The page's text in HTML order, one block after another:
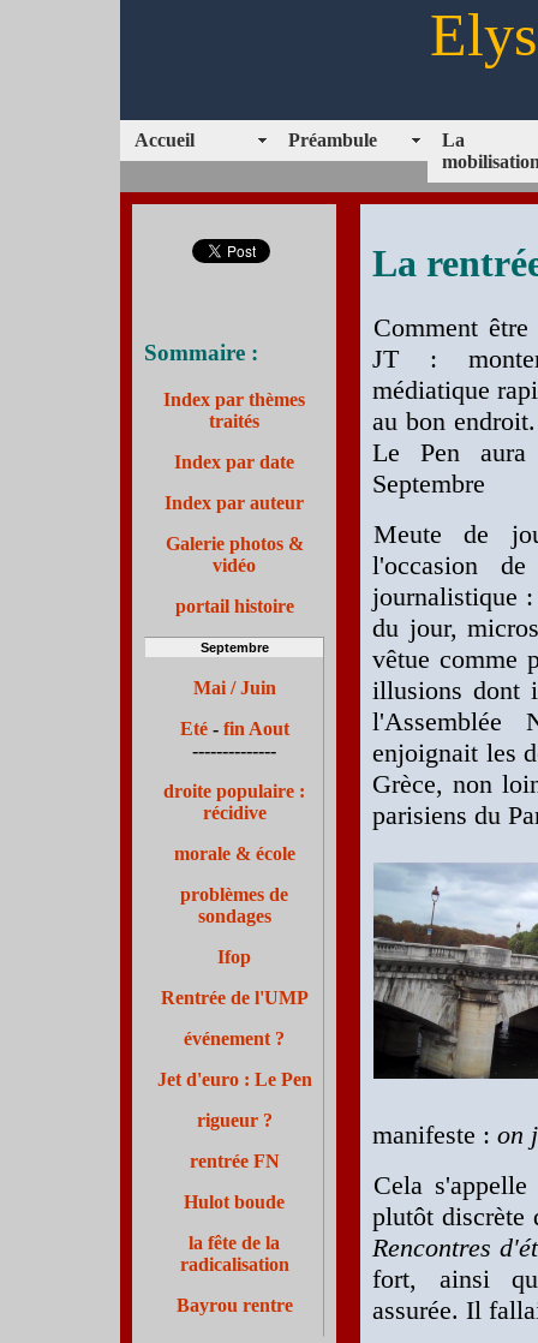
Accueil Préambule
La
La
Comment
JT :
médiatique
au bon
Le Pen
Septembre
Meute de
l'occasion
journalistique
du jour,
vêtue comme
illusions dont
l'Assemblée
enjoignait les
Grèce, non
parisiens du
manifeste : on
Cela
plutôt discrète
Rencontres
fort, ainsi
assurée. Il
Sommaire :
Index par thèmes
traités
Index par date
Index par auteur
Galerie photos &
vidéo
portail histoire
Septembre
Mai / Juin
Eté- fin Aout
--------------
droite populaire :
récidive
morale & école
problèmes de
sondages
Ifop
Rentrée de l'UMP
événement ?
Jet d'euro : Le Pen
rigueur ?
rentrée FN
Hulot boude
la fête de la
radicalisation
Bayrou rentre